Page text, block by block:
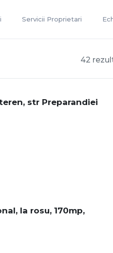
Servicii Proprietari
42
str Preparandiei
la rosu, 170mp,